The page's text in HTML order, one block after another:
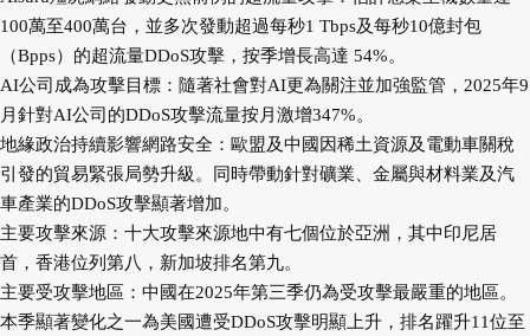
100萬至400萬台，並多次發動超過每秒1 Tbps及每秒10億封包
（Bpps）的超流量DDoS攻擊，按季增長高達 54%。
AI公司成為攻擊目標：隨著社會對AI更為關注並加強監管，2025年9
月針對AI公司的DDoS攻擊流量按月激增347%。
地緣政治持續影響網路安全：歐盟及中國因稀土資源及電動車關稅
引發的貿易緊張局勢升級。同時帶動針對礦業、金屬與材料業及汽
車產業的DDoS攻擊顯著增加。
主要攻擊來源：十大攻擊來源地中有七個位於亞洲，其中印尼居
首，香港位列第八，新加坡排名第九。
主要受攻擊地區：中國在2025年第三季仍為受攻擊最嚴重的地區。
本季顯著變化之一為美國遭受DDoS攻擊明顯上升，排名躍升11位至